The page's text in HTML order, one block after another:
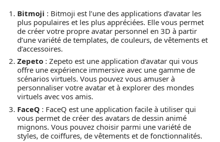
Bitmoji : Bitmoji est l’une des applications d’avatar les
plus populaires et les plus appréciées. Elle vous permet
de créer votre propre avatar personnel en 3D à partir
d’une variété de templates, de couleurs, de vêtements et
d’accessoires.
Zepeto : Zepeto est une application d’avatar qui vous
offre une expérience immersive avec une gamme de
scénarios virtuels. Vous pouvez vous amuser à
personnaliser votre avatar et à explorer des mondes
virtuels avec vos amis.
FaceQ : FaceQ est une application facile à utiliser qui
vous permet de créer des avatars de dessin animé
mignons. Vous pouvez choisir parmi une variété de
styles, de coiffures, de vêtements et de fonctionnalités.